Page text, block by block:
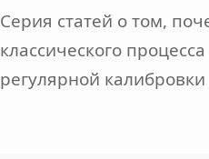
Серия статей о том,
классического
регулярной